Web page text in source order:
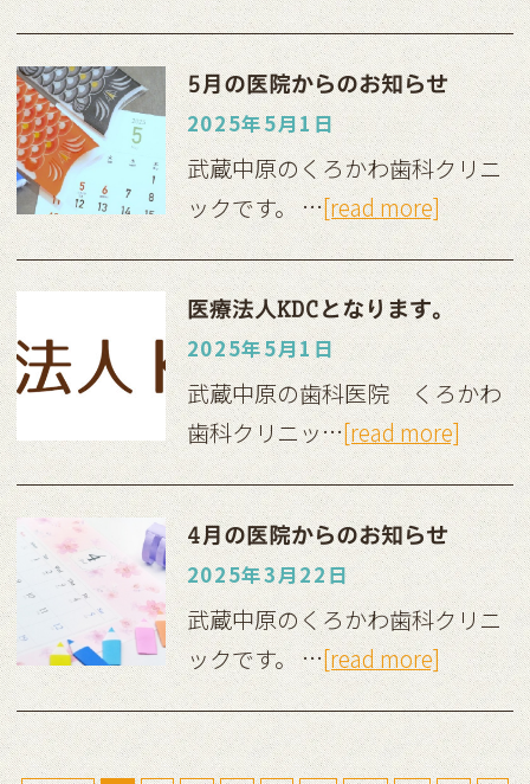
5月の医院からのお知らせ
2025年5月1日
武蔵中原のくろかわ歯科クリニ
ックです。 …[read more]
医療法人KDCとなります。
2025年5月1日
武蔵中原の歯科医院 くろかわ
歯科クリニッ…[read more]
4月の医院からのお知らせ
2025年3月22日
武蔵中原のくろかわ歯科クリニ
ックです。 …[read more]